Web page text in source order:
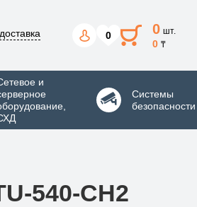
0 0 шт.
0 ₸
и
Системы
безопасности
540-CH2